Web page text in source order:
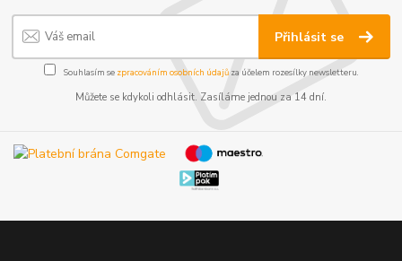
Přihlásit se
Souhlasím se zpracováním osobních údajůza účelem rozesílky newsletteru.
Můžete se kdykoli odhlásit. Zasíláme jednou za 14 dní.